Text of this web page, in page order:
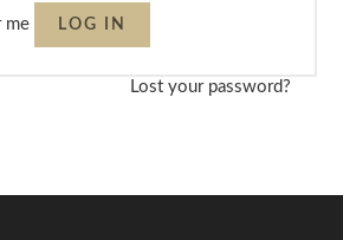
me LOG IN
Lost your password?